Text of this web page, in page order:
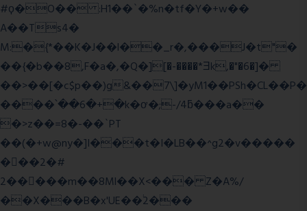
#ϙ�O�� :H1��`�%n�tf�Y�+w��
A��Ts4�
M:�{*��K�J��l��_r�,���J�t"�
��{�b��8,F�a�,�Q�][�-����*Ǝk,�"�6�]�
��>��[�c$p��)g&��7\]�yM1��PSh�CL��P�
����՝��6�+�k�ơ�;-/4ƃ���a��
�>z��=8�-��`PT
��(�+w@ny�]I���t�I�LB��^g2�v�����
��ٕ�2�#
2�����m��8Ml��X<��� Z�A%/
��X���B�x'UE��֔2���